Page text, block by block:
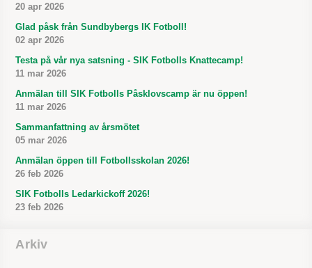
20 apr 2026
Glad påsk från Sundbybergs IK Fotboll!
02 apr 2026
Testa på vår nya satsning - SIK Fotbolls Knattecamp!
11 mar 2026
Anmälan till SIK Fotbolls Påsklovscamp är nu öppen!
11 mar 2026
Sammanfattning av årsmötet
05 mar 2026
Anmälan öppen till Fotbollsskolan 2026!
26 feb 2026
SIK Fotbolls Ledarkickoff 2026!
23 feb 2026
Arkiv